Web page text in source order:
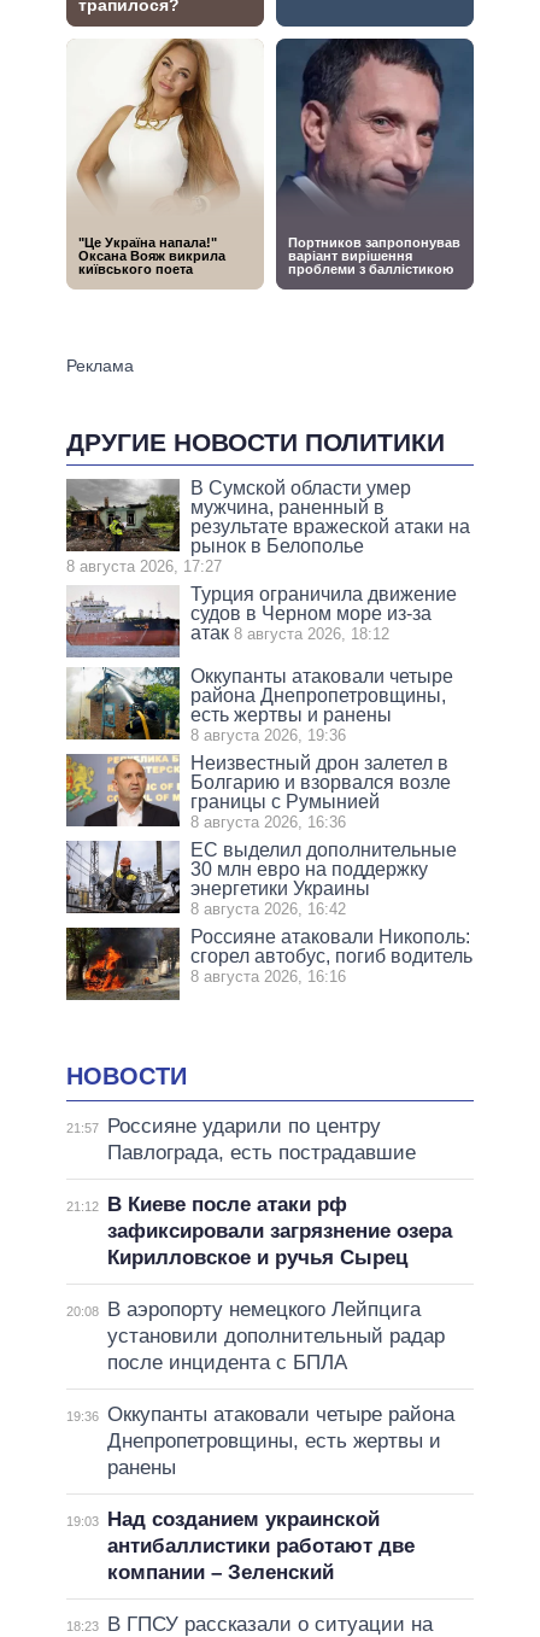
ДРУГИЕ НОВОСТИ ПОЛИТИКИ
В Сумской области умер
мужчина, раненный в
результате вражеской атаки на
рынок в Белополье
8 августа 2026, 17:27
Турция ограничила движение
судов в Черном море из-за
атак 8 августа 2026, 18:12
Оккупанты атаковали четыре
района Днепропетровщины,
есть жертвы и ранены
8 августа 2026, 19:36
Неизвестный дрон залетел в
Болгарию и взорвался возле
границы с Румынией
8 августа 2026, 16:36
ЕС выделил дополнительные
30 млн евро на поддержку
энергетики Украины
8 августа 2026, 16:42
Россияне атаковали Никополь:
сгорел автобус, погиб водитель
8 августа 2026, 16:16
НОВОСТИ
21:57
Россияне ударили по центру
Павлограда, есть пострадавшие
21:12
В Киеве после атаки рф
зафиксировали загрязнение озера
Кирилловское и ручья Сырец
20:08
В аэропорту немецкого Лейпцига
установили дополнительный радар
после инцидента с БПЛА
19:36 Оккупанты атаковали четыре района
Днепропетровщины, есть жертвы и
ранены
19:03
Над созданием украинской
антибаллистики работают две
компании – Зеленский
18:23
В ГПСУ рассказали о ситуации на